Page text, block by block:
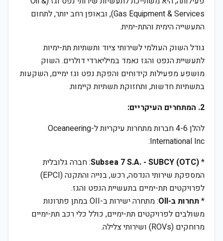
Gas Equipment & Services), ובאופן רחב יותר, לתחום
התעשייה הימית והתת-ימית.
גודל השוק העולמי לשירותי ציוד ותשתיות תת-ימיות
לתעשיית הנפט והגז נאמד במיליארדי דולרים. השוק
מושפע מפעילות קידוחים והפקת נפט וגז ימיים, השקעות
בתשתיות חדשות, ותחזוקת תשתיות קיימות.
2. המתחרים העיקריים:
להלן 4-6 חברות מתחרות עיקריות ל-Oceaneering
International Inc:
*
Subsea 7 S.A. - SUBCY (OTC): חברה גלובלית
המספקת שירותי הנדסה, רכש, בנייה והתקנה (EPCI)
לפרויקטים תת-ימיים בתעשיית הנפט והגז.
*תחרות ב-OII
: מתחרה ישירות ב-OII במתן פתרונות
משולבים לפרויקטים תת-ימיים, כולל כלי רכב תת-ימיים
מרוחקים (ROVs) ושירותי צלילה.